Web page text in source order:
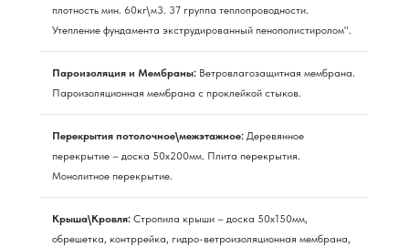
плотность мин. 60кг\м3. 37 группа теплопроводности.
Утепление фундамента экструдированный пенополистиролом".
Пароизоляция и Мембраны: Ветровлагозащитная мембрана.
Пароизоляционная мембрана с проклейкой стыков.
Перекрытия потолочное\межэтажное: Деревянное
перекрытие – доска 50х200мм. Плита перекрытия.
Монолитное перекрытие.
Крыша\Кровля: Стропила крыши – доска 50х150мм,
обрешетка, контррейка, гидро-ветроизоляционная мембрана,